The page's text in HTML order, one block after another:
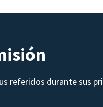
referidos durante sus